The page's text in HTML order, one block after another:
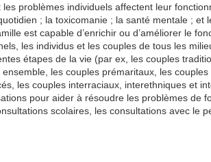
problèmes individuels affectent leur
; la toxicomanie ; la santé mentale ; et
est capable d’enrichir ou d’améliorer le
les individus et les couples de tous les
étapes de la vie (par ex, les couples
les couples prémaritaux, les
les couples interraciaux, interethniques et
pour aider à résoudre les problèmes de
scolaires, les consultations avec le